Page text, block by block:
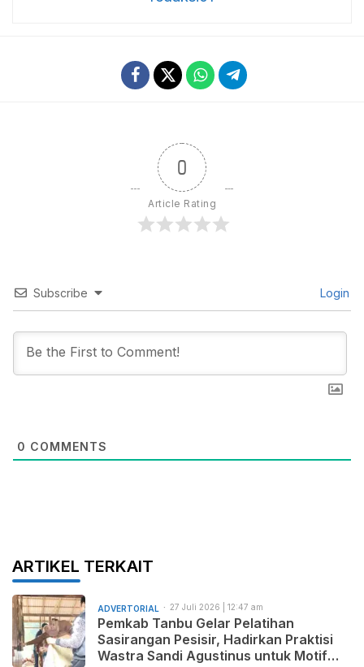
0
Article Rating
Subscribe Login
0 COMMENTS
ARTIKEL TERKAIT
ADVERTORIAL 27 Juli 2026 | 12:47 am
Pemkab Tanbu Gelar Pelatihan
Sasirangan Pesisir, Hadirkan Praktisi
Wastra Sandi Agustinus untuk Motif